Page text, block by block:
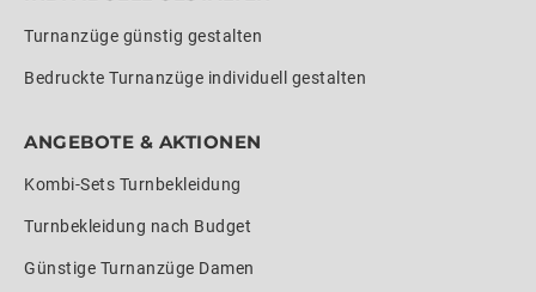
Turnanzüge günstig gestalten
Bedruckte Turnanzüge individuell gestalten
ANGEBOTE & AKTIONEN
Kombi-Sets Turnbekleidung
Turnbekleidung nach Budget
Günstige Turnanzüge Damen